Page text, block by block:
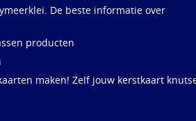
De beste informatie over
producten
maken! Zelf jouw kerstkaart